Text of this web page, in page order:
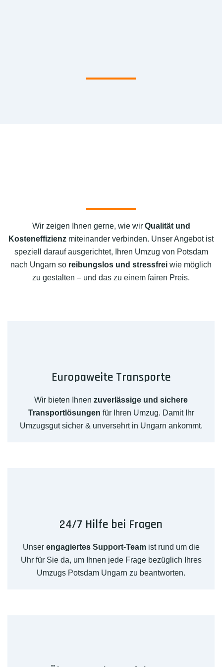
Wir zeigen Ihnen gerne, wie wir Qualität und
Kosteneffizienz miteinander verbinden. Unser Angebot ist
speziell darauf ausgerichtet, Ihren Umzug von Potsdam
nach Ungarn so reibungslos und stressfrei wie möglich
zu gestalten – und das zu einem fairen Preis.
Europaweite Transporte
Wir bieten Ihnen zuverlässige und sichere
Transportlösungen für Ihren Umzug. Damit Ihr
Umzugsgut sicher & unversehrt in Ungarn ankommt.
24/7 Hilfe bei Fragen
Unser engagiertes Support-Teamist rund um die
Uhr für Sie da, um Ihnen jede Frage bezüglich Ihres
Umzugs Potsdam Ungarn zu beantworten.